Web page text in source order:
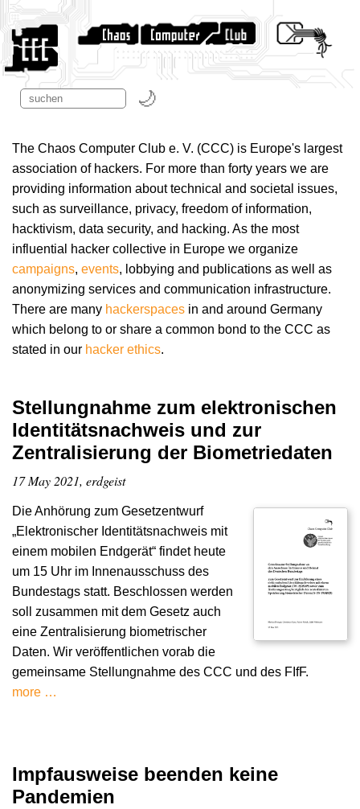
The Chaos Computer Club e. V. (CCC) is Europe's largest
association of hackers. For more than forty years we are
providing information about technical and societal issues,
such as surveillance, privacy, freedom of information,
hacktivism, data security, and hacking. As the most
influential hacker collective in Europe we organize
campaigns, events, lobbying and publications as well as
anonymizing services and communication infrastructure.
There are many hackerspaces in and around Germany
which belong to or share a common bond to the CCC as
stated in our hacker ethics.
Stellungnahme zum elektronischen
Identitätsnachweis und zur
Zentralisierung der Biometriedaten
17 May 2021, erdgeist
Die Anhörung zum Gesetzentwurf
„Elektronischer Identitätsnachweis mit
einem mobilen Endgerät“ findet heute
um 15 Uhr im Innenausschuss des
Bundestags statt. Beschlossen werden
soll zusammen mit dem Gesetz auch
eine Zentralisierung biometrischer
Daten. Wir veröffentlichen vorab die
gemeinsame Stellungnahme des CCC und des FIfF.
more …
Impfausweise beenden keine
Pandemien